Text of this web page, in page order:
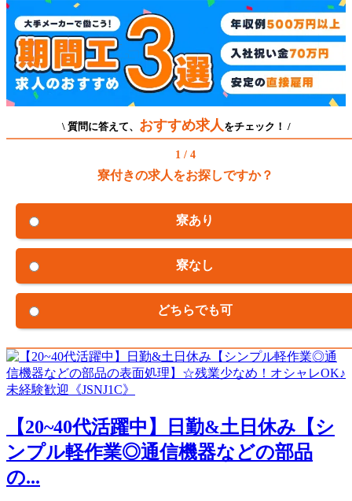
\ 質問に答えて、 おすすめ求人 をチェック！ /
1 / 4
寮付きの求人をお探しですか？
寮あり
寮なし
どちらでも可
【20~40代活躍中】日勤&土日休み【シ
ンプル軽作業◎通信機器などの部品
の...